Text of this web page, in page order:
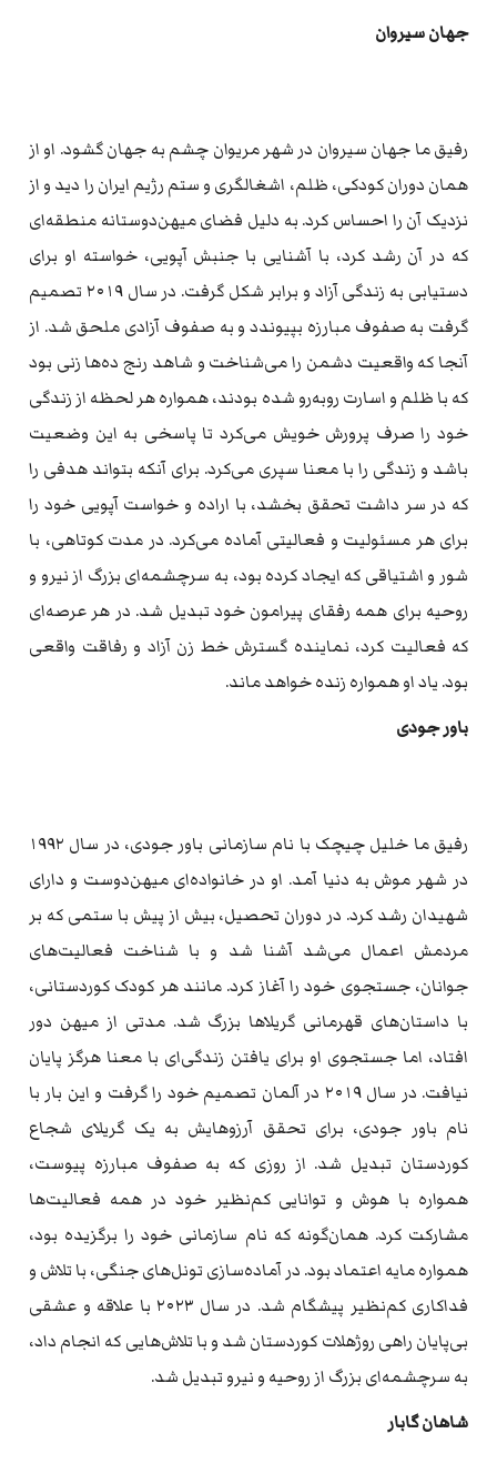
جهان سیروان
رفیق ما جهان سیروان در شهر مریوان چشم به جهان گشود. او از
همان دوران کودکی، ظلم، اشغالگری و ستم رژیم ایران را دید و از
نزدیک آن را احساس کرد. به دلیل فضای میهن‌دوستانه منطقه‌ای
که در آن رشد کرد، با آشنایی با جنبش آپویی، خواسته او برای
دستیابی به زندگی آزاد و برابر شکل گرفت. در سال ۲۰۱۹ تصمیم
گرفت به صفوف مبارزه بپیوندد و به صفوف آزادی ملحق شد. از
آنجا که واقعیت دشمن را می‌شناخت و شاهد رنج ده‌ها زنی بود
که با ظلم و اسارت روبه‌رو شده بودند، همواره هر لحظه از زندگی
خود را صرف پرورش خویش می‌کرد تا پاسخی به این وضعیت
باشد و زندگی را با معنا سپری می‌کرد. برای آنکه بتواند هدفی را
که در سر داشت تحقق بخشد، با اراده و خواست آپویی خود را
برای هر مسئولیت و فعالیتی آماده می‌کرد. در مدت کوتاهی، با
شور و اشتیاقی که ایجاد کرده بود، به سرچشمه‌ای بزرگ از نیرو و
روحیه برای همه رفقای پیرامون خود تبدیل شد. در هر عرصه‌ای
که فعالیت کرد، نماینده گسترش خط زن آزاد و رفاقت واقعی
بود. یاد او همواره زنده خواهد ماند.
باور جودی
رفیق ما خلیل چیچک با نام سازمانی باور جودی، در سال ۱۹۹۲
در شهر موش به دنیا آمد. او در خانواده‌ای میهن‌دوست و دارای
شهیدان رشد کرد. در دوران تحصیل، بیش از پیش با ستمی که بر
مردمش اعمال می‌شد آشنا شد و با شناخت فعالیت‌های
جوانان، جستجوی خود را آغاز کرد. مانند هر کودک کوردستانی،
با داستان‌های قهرمانی گریلاها بزرگ شد. مدتی از میهن دور
افتاد، اما جستجوی او برای یافتن زندگی‌ای با معنا هرگز پایان
نیافت. در سال ۲۰۱۹ در آلمان تصمیم خود را گرفت و این بار با
نام باور جودی، برای تحقق آرزوهایش به یک گریلای شجاع
کوردستان تبدیل شد. از روزی که به صفوف مبارزه پیوست،
همواره با هوش و توانایی کم‌نظیر خود در همه فعالیت‌ها
مشارکت کرد. همان‌گونه که نام سازمانی خود را برگزیده بود،
همواره مایه اعتماد بود. در آماده‌سازی تونل‌های جنگی، با تلاش و
فداکاری کم‌نظیر پیشگام شد. در سال ۲۰۲۳ با علاقه و عشقی
بی‌پایان راهی روژهلات کوردستان شد و با تلاش‌هایی که انجام داد،
به سرچشمه‌ای بزرگ از روحیه و نیرو تبدیل شد.
شاهان گابار